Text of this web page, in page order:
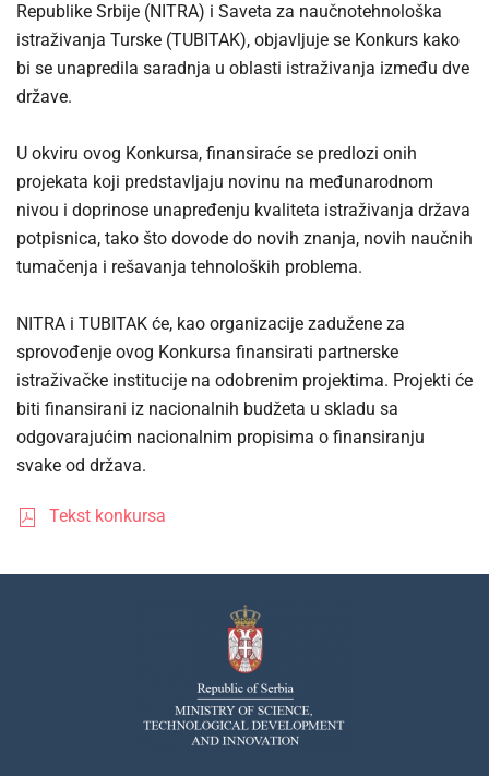
Republike Srbije (NITRA) i Saveta za naučnotehnološka
istraživanja Turske (TUBITAK), objavljuje se Konkurs kako
bi se unapredila saradnja u oblasti istraživanja između dve
države.
U okviru ovog Konkursa, finansiraće se predlozi onih
projekata koji predstavljaju novinu na međunarodnom
nivou i doprinose unapređenju kvaliteta istraživanja država
potpisnica, tako što dovode do novih znanja, novih naučnih
tumačenja i rešavanja tehnoloških problema.
NITRA i TUBITAK će, kao organizacije zadužene za
sprovođenje ovog Konkursa finansirati partnerske
istraživačke institucije na odobrenim projektima. Projekti će
biti finansirani iz nacionalnih budžeta u skladu sa
odgovarajućim nacionalnim propisima o finansiranju
svake od država.
Tekst konkursa